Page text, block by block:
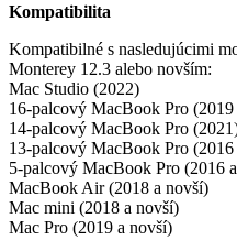
Kompatibilita
Kompatibilné s nasledujúcimi
Monterey 12.3 alebo novším:
Mac Studio (2022)
16-palcový MacBook Pro (2019
14-palcový MacBook Pro
13-palcový MacBook Pro (2016
5-palcový MacBook Pro (2016
MacBook Air (2018 a novší)
Mac mini (2018 a novší)
Mac Pro (2019 a novší)